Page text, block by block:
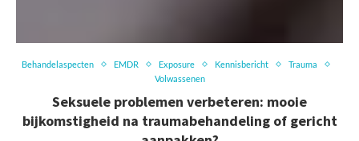
Behandelaspecten EMDR Exposure Kennisbericht
Trauma
Volwassenen
Seksuele problemen verbeteren: mooie
bijkomstigheid na traumabehandeling of gericht